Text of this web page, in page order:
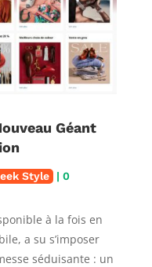
Géant
Style | 0
à la fois en
a su s’imposer
séduisante : un